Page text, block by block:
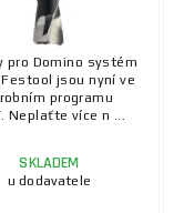
pro Domino systém
jsou nyní ve
programu
Neplaťte více n ...
SKLADEM
u dodavatele